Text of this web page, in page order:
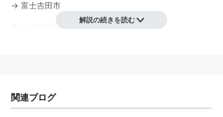
→富士吉田市
富士吉田駅 富士急行
解説の続きを読む
関連ブログ